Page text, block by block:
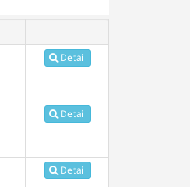
Detail
Detail
Detail